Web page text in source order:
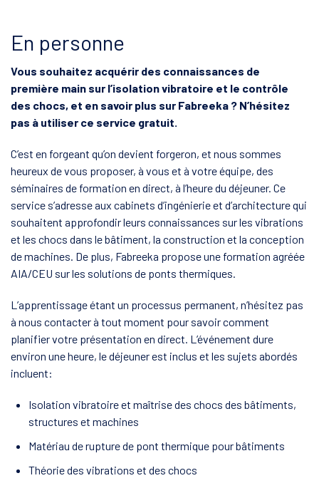
En personne
Vous souhaitez acquérir des connaissances de
première main sur l’isolation vibratoire et le contrôle
des chocs, et en savoir plus sur Fabreeka ? N’hésitez
pas à utiliser ce service gratuit.
C’est en forgeant qu’on devient forgeron, et nous sommes
heureux de vous proposer, à vous et à votre équipe, des
séminaires de formation en direct, à l’heure du déjeuner. Ce
service s’adresse aux cabinets d’ingénierie et d’architecture qui
souhaitent approfondir leurs connaissances sur les vibrations
et les chocs dans le bâtiment, la construction et la conception
de machines. De plus, Fabreeka propose une formation agréée
AIA/CEU sur les solutions de ponts thermiques.
L’apprentissage étant un processus permanent, n’hésitez pas
à nous contacter à tout moment pour savoir comment
planifier votre présentation en direct. L’événement dure
environ une heure, le déjeuner est inclus et les sujets abordés
incluent:
Isolation vibratoire et maîtrise des chocs des bâtiments,
structures et machines
Matériau de rupture de pont thermique pour bâtiments
Théorie des vibrations et des chocs